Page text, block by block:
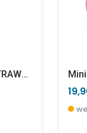
Kautschukball - THE STRAWBERRIES - Groß